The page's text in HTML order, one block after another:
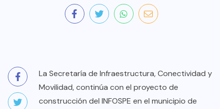
La Secretaría de Infraestructura, Conectividad y
Movilidad, continúa con el proyecto de
construcción del INFOSPE en el municipio de